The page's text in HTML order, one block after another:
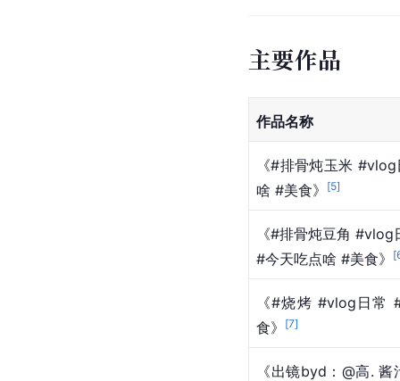
主要作品
作品名称
《#排骨炖玉米
啥 #美食》
[5]
《#排骨炖豆角
#今天吃点啥 #美食》
[
《#烧烤 #vlog日常
食》
[7]
《出镜byd：@高.